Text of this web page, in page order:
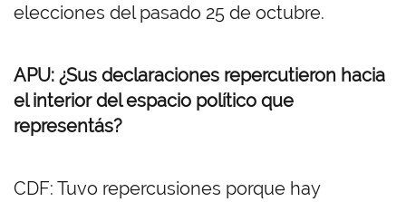
elecciones del pasado 25 de octubre.
APU: ¿Sus declaraciones repercutieron hacia
el interior del espacio político que
representás?
CDF: Tuvo repercusiones porque hay